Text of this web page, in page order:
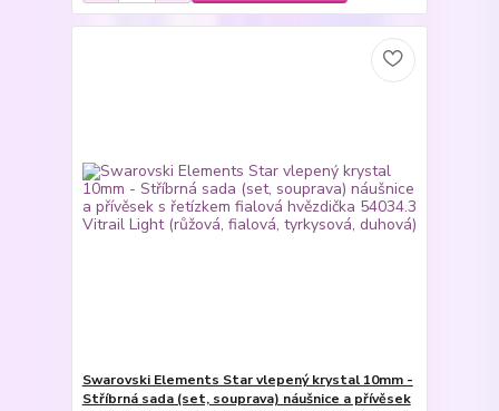
Swarovski Elements Star vlepený krystal 10mm -
Stříbrná sada (set, souprava) náušnice a přívěsek